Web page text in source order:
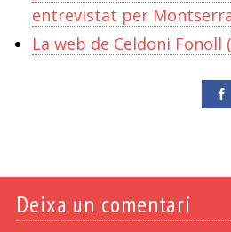
entrevistat per
La web de Celdoni Fonoll
Deixa un comentari